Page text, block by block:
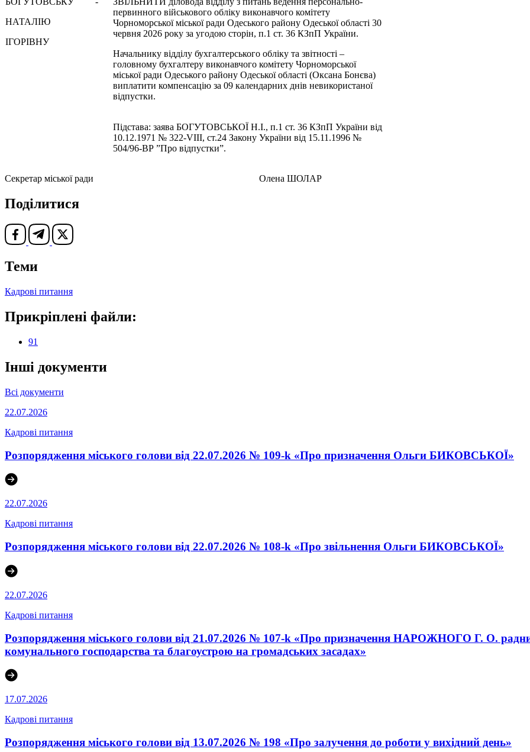
НАТАЛІЮ
ІГОРІВНУ
первинного військового обліку виконавчого комітету
Чорноморської міської ради Одеського району Одеської області 30
червня 2026 року за угодою сторін, п.1 ст. 36 КЗпП України.
Начальнику відділу бухгалтерського обліку та звітності –
головному бухгалтеру виконавчого комітету Чорноморської
міської ради Одеського району Одеської області (Оксана Бонєва)
виплатити компенсацію за 09 календарних днів невикористаної
відпустки.
Підстава: заява БОГУТОВСЬКОЇ Н.І., п.1 ст. 36 КЗпП України від
10.12.1971 № 322-VIII, ст.24 Закону України вiд 15.11.1996 №
504/96-ВР ”Про відпустки”.
Секретар міської ради Олена ШОЛАР
Поділитися
Теми
Кадрові питання
Прикріплені файли:
91
Інші документи
Всі документи
22.07.2026
Кадрові питання
Розпорядження міського голови від 22.07.2026 № 109-k «Про призначення Ольги БИКОВСЬКОЇ»
22.07.2026
Кадрові питання
Розпорядження міського голови від 22.07.2026 № 108-k «Про звільнення Ольги БИКОВСЬКОЇ»
22.07.2026
Кадрові питання
Розпорядження міського голови від 21.07.2026 № 107-k «Про призначення НАРОЖНОГО Г. О.
комунального господарства та благоустрою на громадських засадах»
17.07.2026
Кадрові питання
Розпорядження міського голови від 13.07.2026 № 198 «Про залучення до роботи у вихідний день»